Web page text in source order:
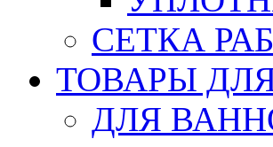
СЕТКА
ТОВАРЫ
ДЛЯ